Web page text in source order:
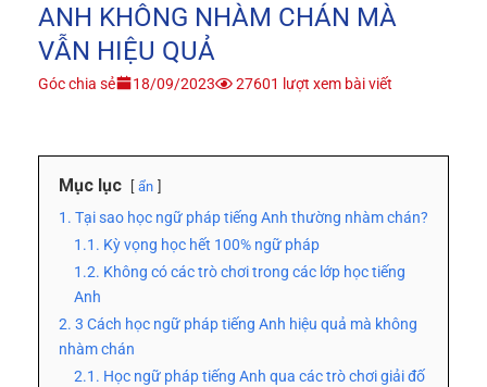
ANH KHÔNG NHÀM CHÁN MÀ
VẪN HIỆU QUẢ
Góc chia sẻ 18/09/2023 27601 lượt xem bài viết
Mục lục ẩn
1. Tại sao học ngữ pháp tiếng Anh thường nhàm chán?
1.1. Kỳ vọng học hết 100% ngữ pháp
1.2. Không có các trò chơi trong các lớp học tiếng
Anh
2. 3 Cách học ngữ pháp tiếng Anh hiệu quả mà không
nhàm chán
2.1. Học ngữ pháp tiếng Anh qua các trò chơi giải đố